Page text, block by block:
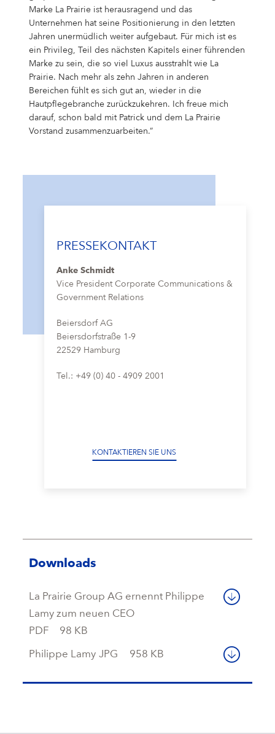
Marke La Prairie ist herausragend und das
Unternehmen hat seine Positionierung in den letzten
Jahren unermüdlich weiter aufgebaut. Für mich ist es
ein Privileg, Teil des nächsten Kapitels einer führenden
Marke zu sein, die so viel Luxus ausstrahlt wie La
Prairie. Nach mehr als zehn Jahren in anderen
Bereichen fühlt es sich gut an, wieder in die
Hautpflegebranche zurückzukehren. Ich freue mich
darauf, schon bald mit Patrick und dem La Prairie
Vorstand zusammenzuarbeiten.”
PRESSEKONTAKT
Anke Schmidt
Vice President Corporate Communications &
Government Relations
Beiersdorf AG
Beiersdorfstraße 1-9
22529 Hamburg
Tel.: +49 (0) 40 - 4909 2001
KONTAKTIEREN SIE UNS
Downloads
La Prairie Group AG ernennt Philippe
Lamy zum neuen CEO
PDF
98 KB
Philippe Lamy JPG 958 KB